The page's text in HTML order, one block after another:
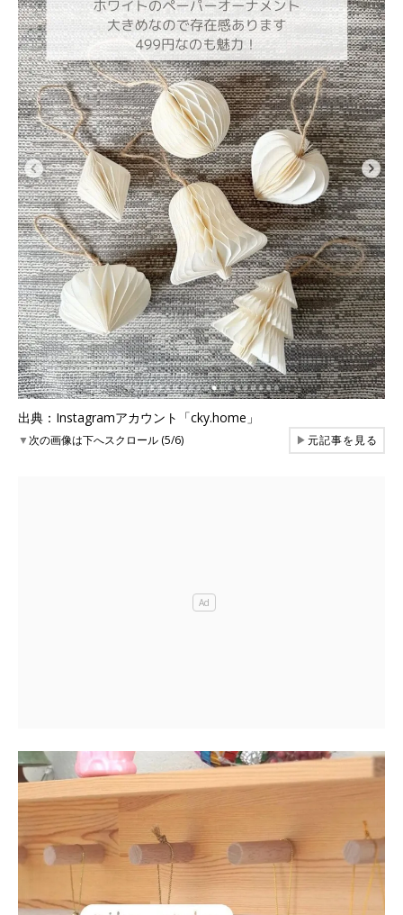
出典：Instagramアカウント「cky.home」
▼次の画像は下へスクロール (5/6) ▶元記事を見る